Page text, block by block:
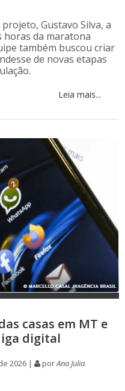
Gustavo Silva, a
da maratona
também buscou criar
de novas etapas
Leia mais...
casas em MT e
digital
2026 | porAna Julia